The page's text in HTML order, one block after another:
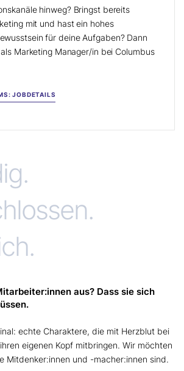
hinweg? Bringst bereits
mit und hast ein hohes
für deine Aufgaben? Dann
Marketing Manager/in bei Columbus
JOBDETAILS
aus? Dass sie sich
echte Charaktere, die mit Herzblut bei
eigenen Kopf mitbringen. Wir möchten
Mitdenker:innen und -macher:innen sind.